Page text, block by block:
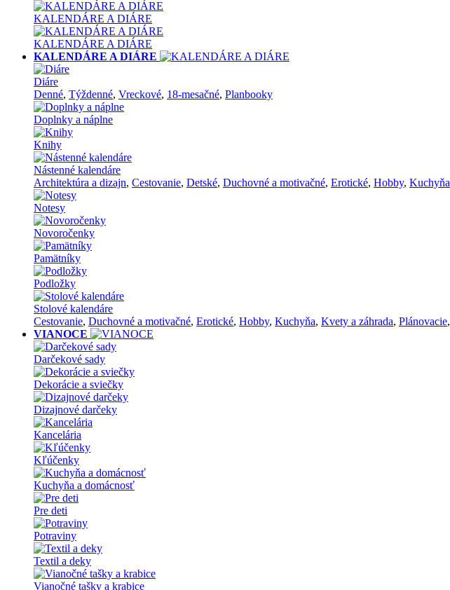
KALENDÁRE A DIÁRE
KALENDÁRE A DIÁRE
KALENDÁRE A DIÁRE
Diáre
Denné, Týždenné, Vreckové, 18-mesačné, Planbooky
Doplnky a náplne
Knihy
Nástenné kalendáre
Architektúra a dizajn, Cestovanie, Detské, Duchovné a motivačné, Erotické, Hobby, Kuchyňa
Notesy
Novoročenky
Pamätníky
Podložky
Stolové kalendáre
Cestovanie, Duchovné a motivačné, Erotické, Hobby, Kuchyňa, Kvety a záhrada, Plánovacie,
VIANOCE
Darčekové sady
Dekorácie a sviečky
Dizajnové darčeky
Kancelária
Kľúčenky
Kuchyňa a domácnosť
Pre deti
Potraviny
Textil a deky
Vianočné tašky a krabice